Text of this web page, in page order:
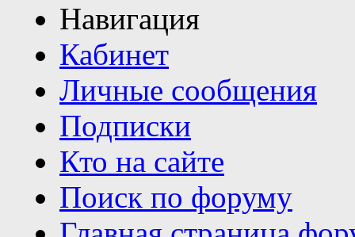
Навигация
Кабинет
Личные сообщения
Подписки
Кто на сайте
Поиск по форуму